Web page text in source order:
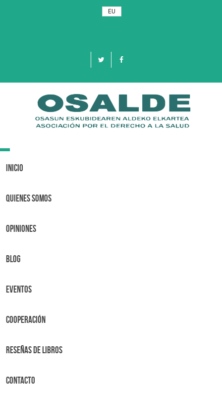
EU
Toggle
Inicio
Quienes Somos
OPINIONES
BLOG
Eventos
Cooperación
Reseñas de libros
Contacto